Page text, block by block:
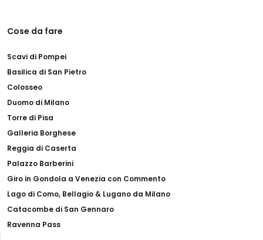
Cose da fare
Scavi di Pompei
Basilica di San Pietro
Colosseo
Duomo di Milano
Torre di Pisa
Galleria Borghese
Reggia di Caserta
Palazzo Barberini
Giro in Gondola a Venezia con Commento
Lago di Como, Bellagio & Lugano da Milano
Catacombe di San Gennaro
Ravenna Pass